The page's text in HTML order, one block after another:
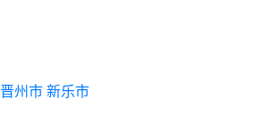
晋州市 新乐市